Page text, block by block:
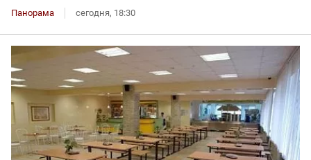
Панорама сегодня, 18:30